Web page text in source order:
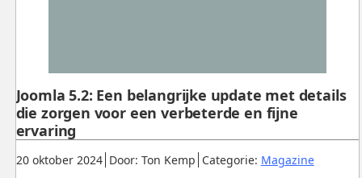
Gepubliceerd:
20 oktober 2024. Door: Ton Kemp. Categorie: Magazine.
Joomla 5.2: Een belangrijke update met details
die zorgen voor een verbeterde en fijne
ervaring